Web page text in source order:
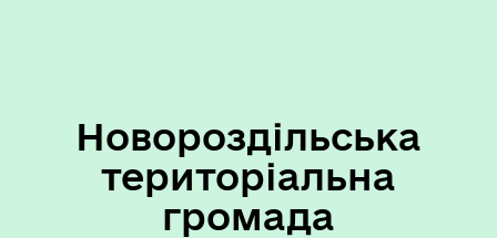
Новороздільська
територіальна
громада